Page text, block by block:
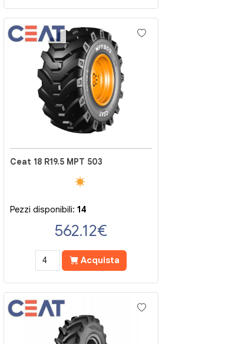
Ceat 18 R19.5 MPT 503
Pezzi disponibili:14
562.12€
Acquista